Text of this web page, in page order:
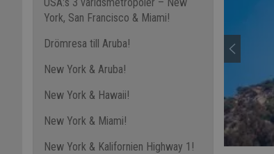
York, San Francisco & Miami!
Drömresa till Aruba!
New York & Aruba!
New York & Hawaii!
New York & Miami!
New York & Kalifornien Highway 1!